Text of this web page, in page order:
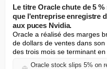
Le titre Oracle chute de 5
que l'entreprise enregistre
aux puces Nvidia.
Oracle a réalisé des marges
de dollars de ventes dans
des trois mois se terminant